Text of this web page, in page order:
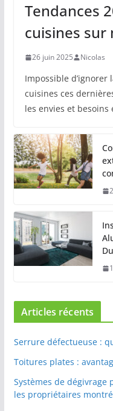
Tendances
cuisines
26 juin 2025 Nicolas
Impossible
cuisines ces
les envies et besoins
Articles récents
Serrure défectueuse :
Toitures plates :
Systèmes de
les propriétaires